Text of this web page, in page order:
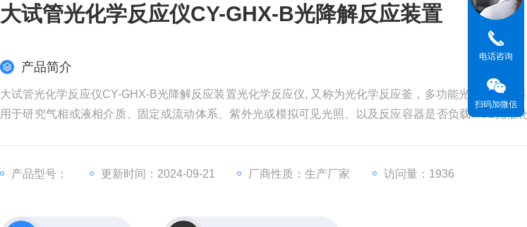
大试管光化学反应仪CY-GHX-B光降解反应装置
产品简介
大试管光化学反应仪CY-GHX-B光降解反应装置光化学反应仪, 又称为光化学反应釜，多功能光化学反应
用于研究气相或液相介质、固定或流动体系、紫外光或模拟可见光照、以及反应容器是否负载TiO2光催
产品型号：
更新时间：2024-09-21 厂商性质：生产厂家 访问量：1936
电话咨询
扫码加微信